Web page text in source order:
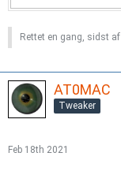
Rettet en gang, sidst af
AT0MAC
Tweaker
Feb 18th 2021